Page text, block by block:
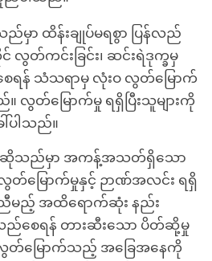
မှာ ထိန်းချုပ်မရစွာ ပြန်လည်
င် လွတ်ကင်းခြင်း၊ ဆင်းရဲဒုက္ခမှ
ရန် သံသရာမှ လုံးဝ လွတ်မြောက်
လွတ်မြောက်မှု ရရှိပြီးသူများကို
ါ်ပါသည်။
သည်မှာ အကန့်အသတ်ရှိသော
မြောက်မှုနှင့် ဉာဏ်အလင်း ရရှိ
မည့် အထိရောက်ဆုံး နည်း
လည်စေရန် တားဆီးသော ပိတ်ဆို့မှု
တ်မြောက်သည့် အခြေအနေကို